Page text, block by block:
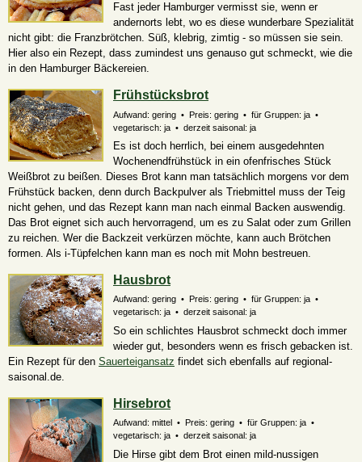
Fast jeder Hamburger vermisst sie, wenn er
andernorts lebt, wo es diese wunderbare Spezialität
nicht gibt: die Franzbrötchen. Süß, klebrig, zimtig - so müssen sie sein.
Hier also ein Rezept, dass zumindest uns genauso gut schmeckt, wie die
in den Hamburger Bäckereien.
Frühstücksbrot
Aufwand: gering • Preis: gering • für Gruppen: ja •
vegetarisch: ja • derzeit saisonal: ja
Es ist doch herrlich, bei einem ausgedehnten
Wochenendfrühstück in ein ofenfrisches Stück
Weißbrot zu beißen. Dieses Brot kann man tatsächlich morgens vor dem
Frühstück backen, denn durch Backpulver als Triebmittel muss der Teig
nicht gehen, und das Rezept kann man nach einmal Backen auswendig.
Das Brot eignet sich auch hervorragend, um es zu Salat oder zum Grillen
zu reichen. Wer die Backzeit verkürzen möchte, kann auch Brötchen
formen. Als i-Tüpfelchen kann man es noch mit Mohn bestreuen.
Hausbrot
Aufwand: gering • Preis: gering • für Gruppen: ja •
vegetarisch: ja • derzeit saisonal: ja
So ein schlichtes Hausbrot schmeckt doch immer
wieder gut, besonders wenn es frisch gebacken ist.
Ein Rezept für den Sauerteigansatz findet sich ebenfalls auf regional-
saisonal.de.
Hirsebrot
Aufwand: mittel • Preis: gering • für Gruppen: ja •
vegetarisch: ja • derzeit saisonal: ja
Die Hirse gibt dem Brot einen mild-nussigen